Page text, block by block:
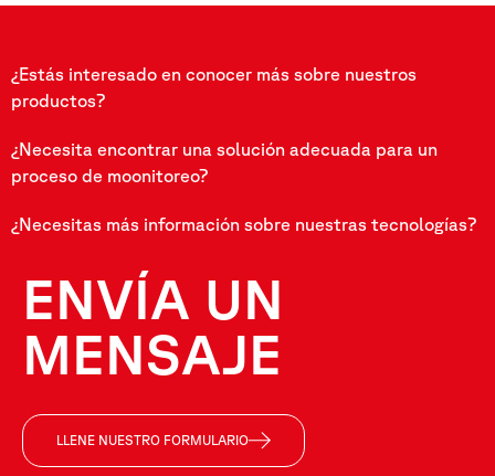
¿Estás interesado en conocer más sobre nuestros
productos?
¿Necesita encontrar una solución adecuada para un
proceso de moonitoreo?
¿Necesitas más información sobre nuestras tecnologías?
ENVÍA UN
MENSAJE
LLENE NUESTRO FORMULARIO